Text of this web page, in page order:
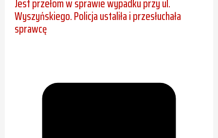
Jest przełom w sprawie wypadku przy ul.
Wyszyńskiego. Policja ustaliła i przesłuchała
sprawcę